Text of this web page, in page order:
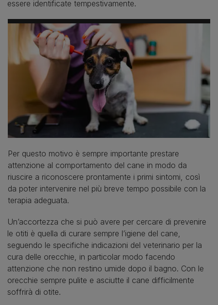
essere identificate tempestivamente.
Per questo motivo è sempre importante prestare
attenzione al comportamento del cane in modo da
riuscire a riconoscere prontamente i primi sintomi, così
da poter intervenire nel più breve tempo possibile con la
terapia adeguata.
Un’accortezza che si può avere per cercare di prevenire
le otiti è quella di curare sempre l’igiene del cane,
seguendo le specifiche indicazioni del veterinario per la
cura delle orecchie, in particolar modo facendo
attenzione che non restino umide dopo il bagno. Con le
orecchie sempre pulite e asciutte il cane difficilmente
soffrirà di otite.